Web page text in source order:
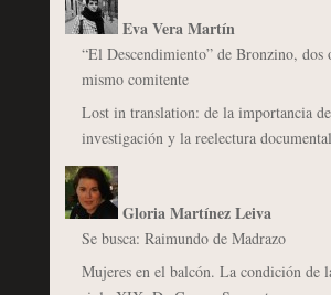
Eva Vera Martín
“El Descendimiento” de Bronzino, dos
mismo comitente
Lost in translation: de la importancia
investigación y la reelectura documental
Gloria Martínez Leiva
Se busca: Raimundo de Madrazo
Mujeres en el balcón. La condición de